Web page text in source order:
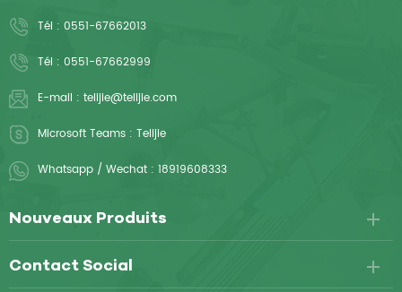
Tél : 0551-67662013
Tél : 0551-67662999
E-mail : telijie@telijie.com
Microsoft Teams : Telijie
Whatsapp / Wechat : 18919608333
Nouveaux Produits
Contact Social